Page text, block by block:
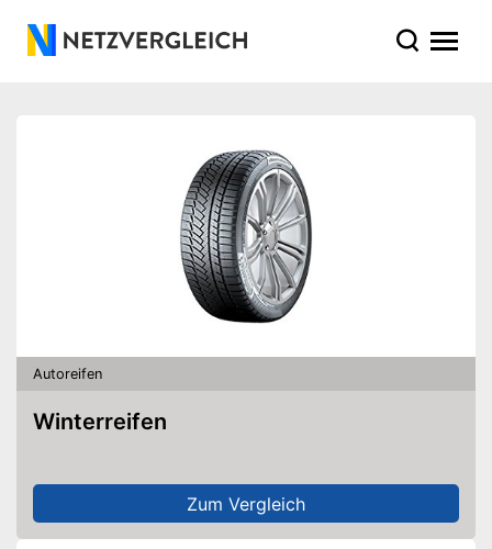
Autoreifen
Winterreifen
Zum Vergleich